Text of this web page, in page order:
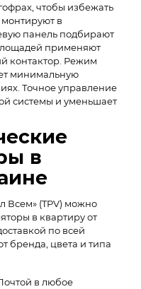
чтобы избежать
в
панель подбирают
применяют
контактор. Режим
минимальную
Точное управление
системы и уменьшает
в
Всем» (TPV) можно
в квартиру от
по всей
бренда, цвета и типа
в любое